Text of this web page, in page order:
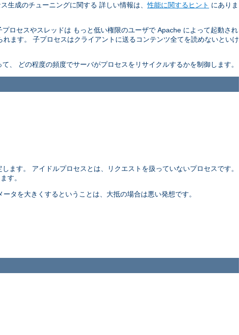
生成のチューニングに関する 詳しい情報は、性能に関するヒント にありま
プロセスやスレッドは もっと低い権限のユーザで Apache によって起動され
ます。 子プロセスはクライアントに送るコンテンツ全てを読めないといけ
、 どの程度の頻度でサーバがプロセスをリサイクルするかを制御します。
ます。 アイドルプロセスとは、リクエストを扱っていないプロセスです。
す。
タを大きくするということは、大抵の場合は悪い発想です。